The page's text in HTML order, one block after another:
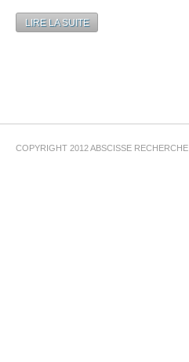
LIRE LA SUITE
COPYRIGHT 2012ABSCISSE RECHERCHE